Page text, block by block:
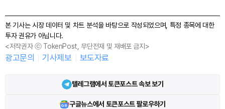
본 기사는 시장 데이터 및 차트 분석을 바탕으로 작성되었으며, 특정 종목에 대한
투자 권유가 아닙니다.
<저작권자 ⓒ TokenPost, 무단전재 및 재배포 금지>
광고문의 기사제보 보도자료
텔레그램에서 토큰포스트 속보 보기
구글뉴스에서 토큰포스트 팔로우하기